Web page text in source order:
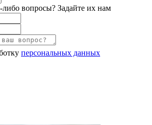
либо вопросы? Задайте их нам
персональных данных